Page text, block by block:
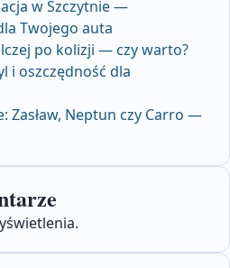
w Szczytnie —
Twojego auta
po kolizji — czy warto?
i oszczędność dla
Zasław, Neptun czy Carro —